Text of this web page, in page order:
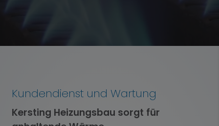
Kundendienst und Wartung
Kersting Heizungsbau sorgt für